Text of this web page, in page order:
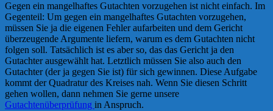
Gegen ein mangelhaftes Gutachten vorzugehen ist nicht einfach. Im
Gegenteil: Um gegen ein mangelhaftes Gutachten vorzugehen,
müssen Sie ja die eigenen Fehler aufarbeiten und dem Gericht
überzeugende Argumente liefern, warum es dem Gutachten nicht
folgen soll. Tatsächlich ist es aber so, das das Gericht ja den
Gutachter ausgewählt hat. Letztlich müssen Sie also auch den
Gutachter (der ja gegen Sie ist) für sich gewinnen. Diese Aufgabe
kommt der Quadratur des Kreises nah. Wenn Sie diesen Schritt
gehen wollen, dann nehmen Sie gerne unsere
Gutachtenüberprüfung in Anspruch.